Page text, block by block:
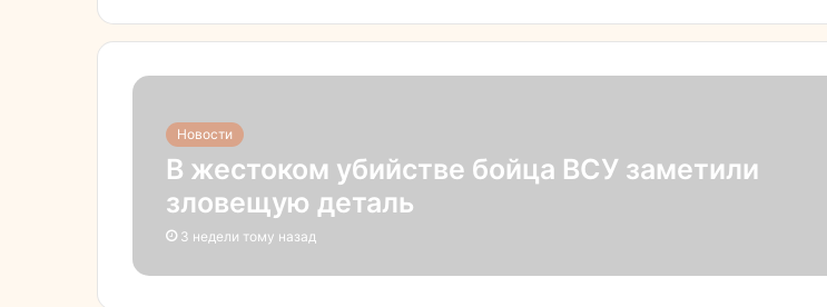
Новости
В жестоком убийстве бойца ВСУ заметили
зловещую деталь
3 недели тому назад